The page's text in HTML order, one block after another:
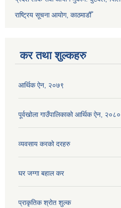
राष्ट्रिय सूचना आयोग, काठमाडौँ
कर तथा शुल्कहरु
आर्थिक ऐन, २०७९
पूर्वखोला गाउँपालिकाको आर्थिक ऐन, २०८०
व्यवसाय करको दरहरु
घर जग्गा बहाल कर
प्राकृतिक श्रोत शुल्क